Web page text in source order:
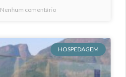
Nenhum comentário
HOSPEDAGEM